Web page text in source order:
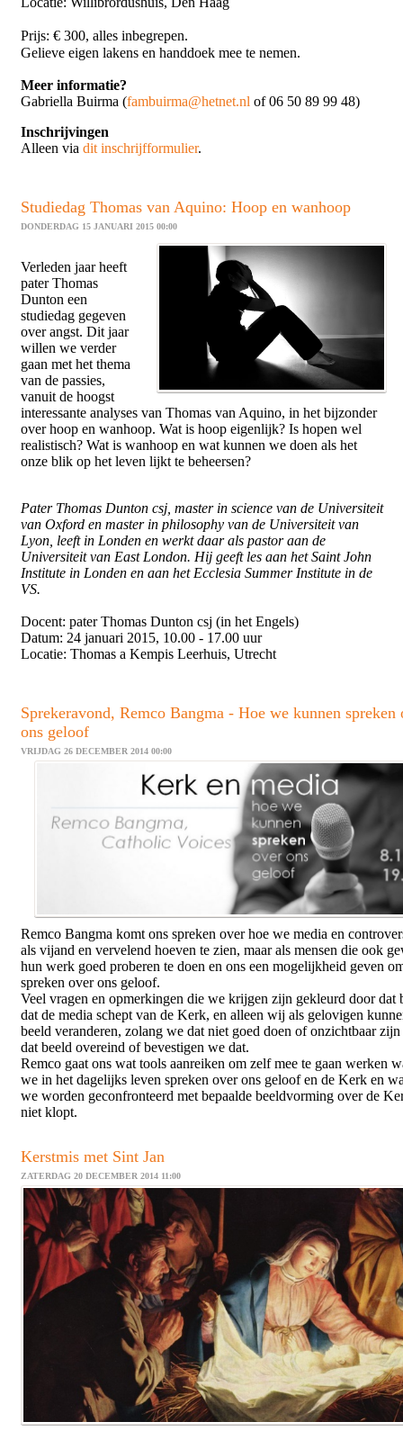
Prijs: € 300, alles inbegrepen.
Gelieve eigen lakens en handdoek mee te nemen.
Meer informatie?
Gabriella Buirma (fambuirma@hetnet.nl of 06 50 89 99 48)
Inschrijvingen
Alleen via dit inschrijfformulier.
Studiedag Thomas van Aquino: Hoop en wanhoop
DONDERDAG 15 JANUARI 2015 00:00
Verleden jaar heeft
pater Thomas
Dunton een
studiedag gegeven
over angst. Dit jaar
willen we verder
gaan met het thema
van de passies,
vanuit de hoogst
interessante analyses van Thomas van Aquino, in het bijzonder
over hoop en wanhoop. Wat is hoop eigenlijk? Is hopen wel
realistisch? Wat is wanhoop en wat kunnen we doen als het
onze blik op het leven lijkt te beheersen?
Pater Thomas Dunton csj, master in science van de Universiteit
van Oxford en master in philosophy van de Universiteit van
Lyon, leeft in Londen en werkt daar als pastor aan de
Universiteit van East London. Hij geeft les aan het Saint John
Institute in Londen en aan het Ecclesia Summer Institute in de
VS.
Docent: pater Thomas Dunton csj (in het Engels)
Datum: 24 januari 2015, 10.00 - 17.00 uur
Locatie: Thomas a Kempis Leerhuis, Utrecht
Sprekeravond, Remco Bangma - Hoe we kunnen spreken
ons geloof
VRIJDAG 26 DECEMBER 2014 00:00
Remco Bangma komt ons spreken over hoe we media en
als vijand en vervelend hoeven te zien, maar als mensen die ook
hun werk goed proberen te doen en ons een mogelijkheid geven
spreken over ons geloof.
Veel vragen en opmerkingen die we krijgen zijn gekleurd door dat
dat de media schept van de Kerk, en alleen wij als gelovigen
beeld veranderen, zolang we dat niet goed doen of onzichtbaar
dat beeld overeind of bevestigen we dat.
Remco gaat ons wat tools aanreiken om zelf mee te gaan werken
we in het dagelijks leven spreken over ons geloof en de Kerk en
we worden geconfronteerd met bepaalde beeldvorming over de
niet klopt.
Kerstmis met Sint Jan
ZATERDAG 20 DECEMBER 2014 11:00